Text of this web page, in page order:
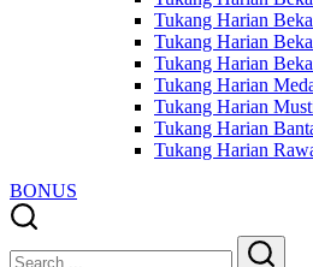
Tukang Harian
Tukang Harian
Tukang Harian
Tukang Harian
Tukang Harian
Tukang Harian
Tukang Harian
BONUS
Search